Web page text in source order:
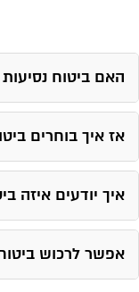
האם ביטוח
אז איך בוחרים
איך יודעים איזה
אפשר לרכוש